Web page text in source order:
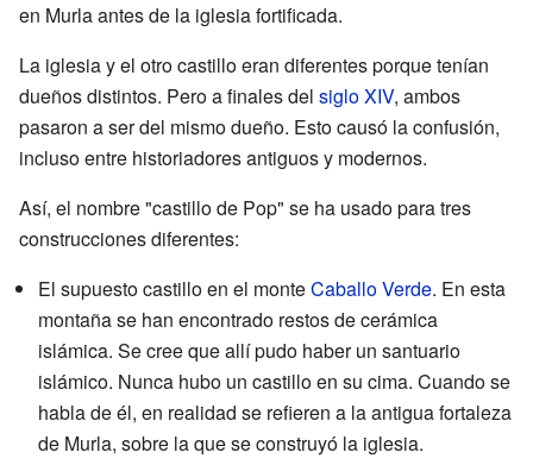
en Murla antes de la iglesia fortificada.
La iglesia y el otro castillo eran diferentes porque tenían
dueños distintos. Pero a finales del siglo XIV, ambos
pasaron a ser del mismo dueño. Esto causó la confusión,
incluso entre historiadores antiguos y modernos.
Así, el nombre "castillo de Pop" se ha usado para tres
construcciones diferentes:
El supuesto castillo en el monteCaballo Verde. En esta
montaña se han encontrado restos de cerámica
islámica. Se cree que allí pudo haber un santuario
islámico. Nunca hubo un castillo en su cima. Cuando se
habla de él, en realidad se refieren a la antigua fortaleza
de Murla, sobre la que se construyó la iglesia.